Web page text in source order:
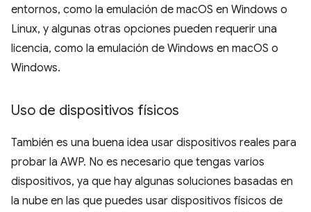
entornos, como la emulación de macOS en Windows o
Linux, y algunas otras opciones pueden requerir una
licencia, como la emulación de Windows en macOS o
Windows.
Uso de dispositivos físicos
También es una buena idea usar dispositivos reales para
probar la AWP. No es necesario que tengas varios
dispositivos, ya que hay algunas soluciones basadas en
la nube en las que puedes usar dispositivos físicos de